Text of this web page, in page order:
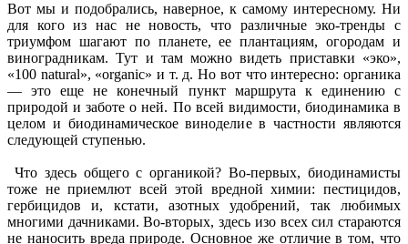
Вот мы и подобрались, наверное, к самому интересному. Ни
для кого из нас не новость, что различные эко-тренды с
триумфом шагают по планете, ее плантациям, огородам и
виноградникам. Тут и там можно видеть приставки «эко»,
«100 natural», «organic» и т. д. Но вот что интересно: органика
— это еще не конечный пункт маршрута к единению с
природой и заботе о ней. По всей видимости, биодинамика в
целом и биодинамическое виноделие в частности являются
следующей ступенью.
Что здесь общего с органикой? Во-первых, биодинамисты
тоже не приемлют всей этой вредной химии: пестицидов,
гербицидов и, кстати, азотных удобрений, так любимых
многими дачниками. Во-вторых, здесь изо всех сил стараются
не наносить вреда природе. Основное же отличие в том, что